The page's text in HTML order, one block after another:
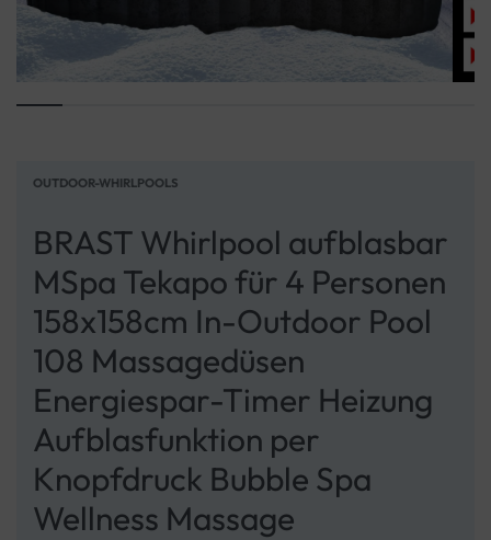
OUTDOOR-WHIRLPOOLS
BRAST Whirlpool aufblasbar
MSpa Tekapo für 4 Personen
158x158cm In-Outdoor Pool
108 Massagedüsen
Energiespar-Timer Heizung
Aufblasfunktion per
Knopfdruck Bubble Spa
Wellness Massage